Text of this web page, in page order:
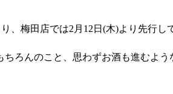
梅田店では2月12日(木)より先行し
ろんのこと、思わずお酒も進むよう